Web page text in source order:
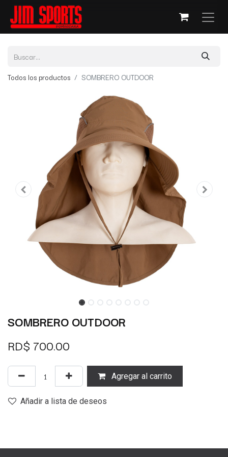
Todos los productos SOMBRERO OUTDOOR
SOMBRERO OUTDOOR
RD$ 700.00
Agregar al carrito
Añadir a lista de deseos